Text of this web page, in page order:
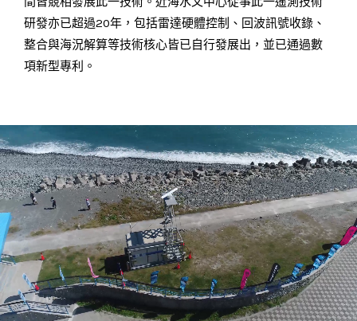
研發亦已超過20年，包括雷達硬體控制、回波訊號收錄、
整合與海況解算等技術核心皆已自行發展出，並已通過數
項新型專利。